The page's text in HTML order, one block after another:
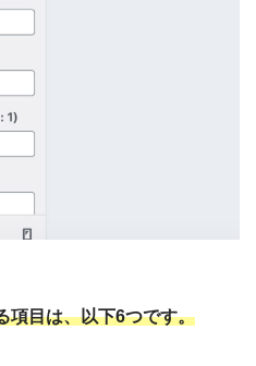
項目は、以下6つです。